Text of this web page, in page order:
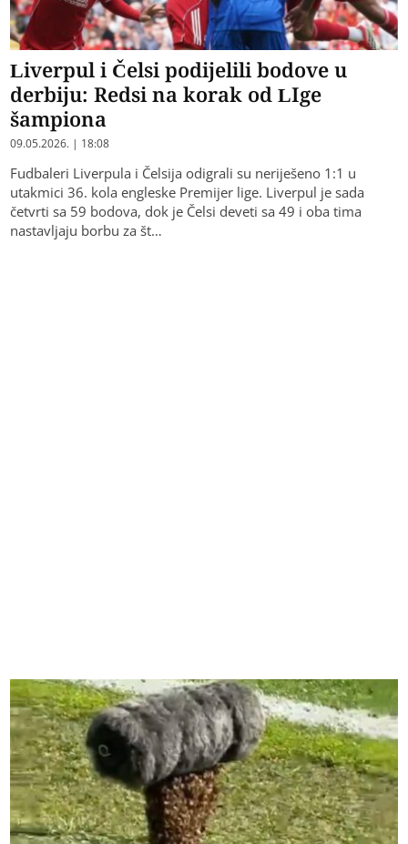
Liverpul i Čelsi podijelili bodove u
derbiju: Redsi na korak od LIge
šampiona
09.05.2026. | 18:08
Fudbaleri Liverpula i Čelsija odigrali su neriješeno 1:1 u
utakmici 36. kola engleske Premijer lige. Liverpul je sada
četvrti sa 59 bodova, dok je Čelsi deveti sa 49 i oba tima
nastavljaju borbu za št…